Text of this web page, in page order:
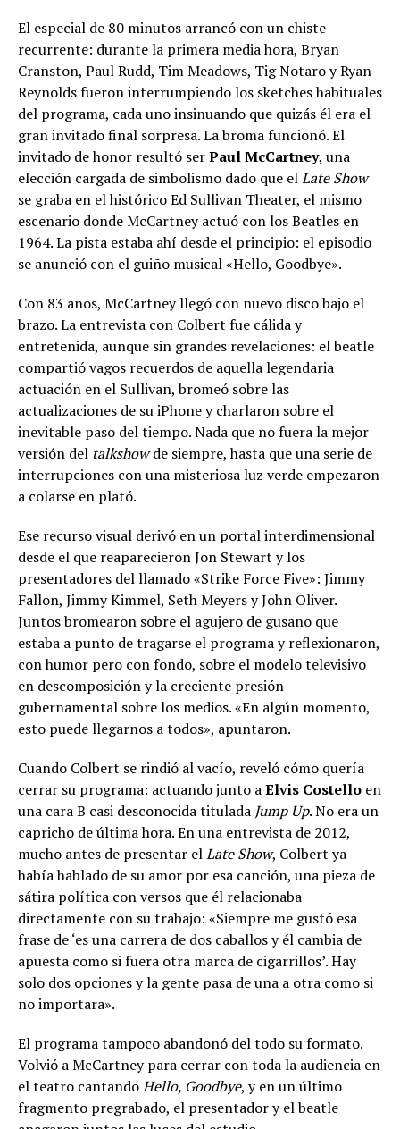
El especial de 80 minutos arrancó con un chiste
recurrente: durante la primera media hora, Bryan
Cranston, Paul Rudd, Tim Meadows, Tig Notaro y Ryan
Reynolds fueron interrumpiendo los sketches habituales
del programa, cada uno insinuando que quizás él era el
gran invitado final sorpresa. La broma funcionó. El
invitado de honor resultó serPaul McCartney, una
elección cargada de simbolismo dado que elLate Show
se graba en el histórico Ed Sullivan Theater, el mismo
escenario donde McCartney actuó con los Beatles en
1964. La pista estaba ahí desde el principio: el episodio
se anunció con el guiño musical «Hello, Goodbye».
Con 83 años, McCartney llegó con nuevo disco bajo el
brazo. La entrevista con Colbert fue cálida y
entretenida, aunque sin grandes revelaciones: el beatle
compartió vagos recuerdos de aquella legendaria
actuación en el Sullivan, bromeó sobre las
actualizaciones de su iPhone y charlaron sobre el
inevitable paso del tiempo. Nada que no fuera la mejor
versión del talkshowde siempre, hasta que una serie de
interrupciones con una misteriosa luz verde empezaron
a colarse en plató.
Ese recurso visual derivó en un portal interdimensional
desde el que reaparecieron Jon Stewart y los
presentadores del llamado «Strike Force Five»: Jimmy
Fallon, Jimmy Kimmel, Seth Meyers y John Oliver.
Juntos bromearon sobre el agujero de gusano que
estaba a punto de tragarse el programa y reflexionaron,
con humor pero con fondo, sobre el modelo televisivo
en descomposición y la creciente presión
gubernamental sobre los medios. «En algún momento,
esto puede llegarnos a todos», apuntaron.
Cuando Colbert se rindió al vacío, reveló cómo quería
cerrar su programa: actuando junto aElvis Costello en
una cara B casi desconocida titulada Jump Up. No era un
capricho de última hora. En una entrevista de 2012,
mucho antes de presentar elLate Show, Colbert ya
había hablado de su amor por esa canción, una pieza de
sátira política con versos que él relacionaba
directamente con su trabajo: «Siempre me gustó esa
frase de ‘es una carrera de dos caballos y él cambia de
apuesta como si fuera otra marca de cigarrillos’. Hay
solo dos opciones y la gente pasa de una a otra como si
no importara».
El programa tampoco abandonó del todo su formato.
Volvió a McCartney para cerrar con toda la audiencia en
el teatro cantandoHello, Goodbye, y en un último
fragmento pregrabado, el presentador y el beatle